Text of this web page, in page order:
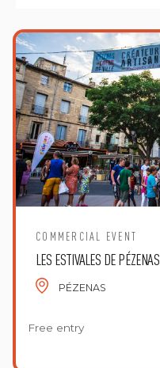
COMMERCIAL EVENT
LES ESTIVALES DE PÉZENAS
PÉZENAS
Free entry